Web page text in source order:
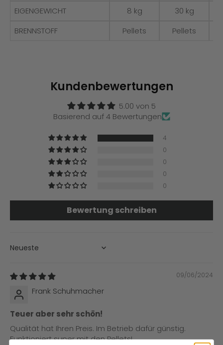
EIGENGEWICHT
8 kg
30 kg
BRENNSTOFF
Pellets Pellets
Kundenbewertungen
5.00 von 5
Basierend auf 4 Bewertungen
4
0
0
0
0
Bewertung schreiben
SORT BY
09/06/2024
Frank Schuhmacher
Teuer aber sehr schön!
Qualität hat Ihren Preis. Im Betrieb dafür günstig.
Funktioniert super mit den Pellets!